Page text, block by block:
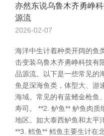
亦然东说乌鲁木齐勇峥
源流
2026-02-07
海洋中生计着种类开阔的鱼
击变装乌鲁木齐勇峥科技有
品源流。以下是一些常见的
鱼是深海鱼类，体型大、游
海域。常见的有蓝鳍金枪鱼
寿司。 **2. 鲈鱼** 鲈鱼肉
地区。如大泰西鲈鱼和太平
**3. 鳕鱼** 鳕鱼主要生计在